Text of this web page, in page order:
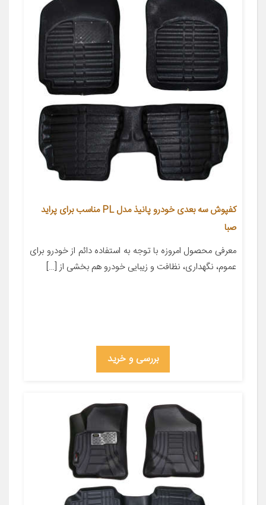
کفپوش سه بعدی خودرو پانیذ مدل PL مناسب برای پراید
صبا
معرفی محصول امروزه با توجه به استفاده دائم از خودرو برای
عموم، نگهداری، نظافت و زیبایی خودرو هم بخشی از […]
بررسی و خرید